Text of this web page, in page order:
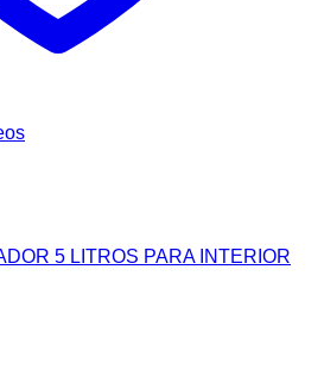
5 LITROS PARA INTERIOR